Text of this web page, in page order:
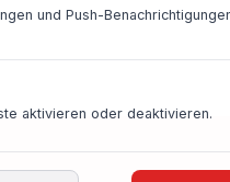
und Push-
aktivieren oder deaktivieren.